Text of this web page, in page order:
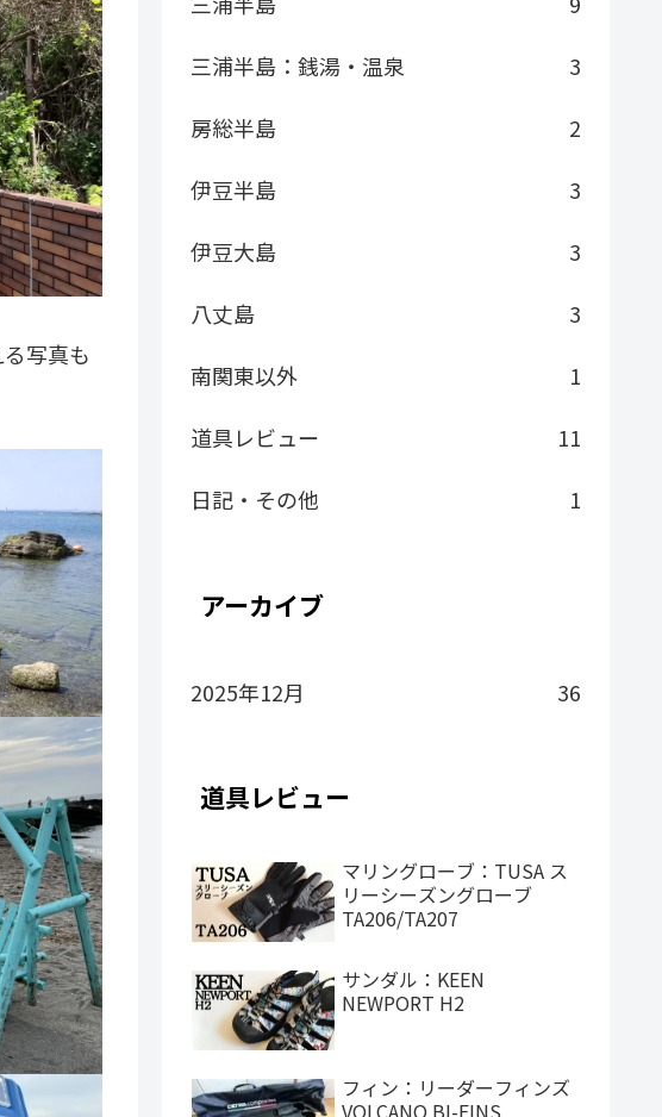
写真も
三浦半島：銭湯・温泉
3
房総半島
2
伊豆半島
3
伊豆大島
3
八丈島
3
南関東以外
1
道具レビュー
11
日記・その他
1
アーカイブ
2025年12月 36
道具レビュー
マリングローブ：TUSA ス
リーシーズングローブ
TA206/TA207
サンダル：KEEN
NEWPORT H2
フィン：リーダーフィンズ
VOLCANO BI-FINS